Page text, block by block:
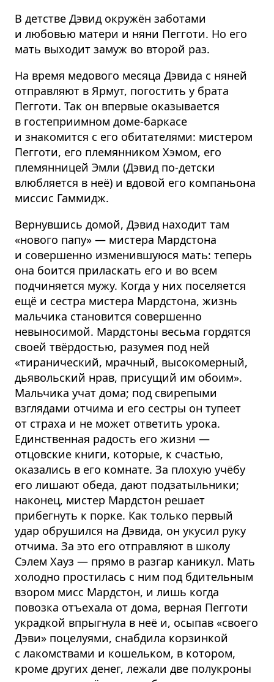
В детстве Дэвид окружён заботами
и любовью матери и няни Пегготи. Но его
мать выходит замуж во второй раз.
На время медового месяца Дэвида с няней
отправляют в Ярмут, погостить у брата
Пегготи. Так он впервые оказывается
в гостеприимном доме-баркасе
и знакомится с его обитателями: мистером
Пегготи, его племянником Хэмом, его
племянницей Эмли (Дэвид по-детски
влюбляется в неё) и вдовой его компаньона
миссис Гаммидж.
Вернувшись домой, Дэвид находит там
«нового папу» — мистера Мардстона
и совершенно изменившуюся мать: теперь
она боится приласкать его и во всем
подчиняется мужу. Когда у них поселяется
ещё и сестра мистера Мардстона, жизнь
мальчика становится совершенно
невыносимой. Мардстоны весьма гордятся
своей твёрдостью, разумея под ней
«тиранический, мрачный, высокомерный,
дьявольский нрав, присущий им обоим».
Мальчика учат дома; под свирепыми
взглядами отчима и его сестры он тупеет
от страха и не может ответить урока.
Единственная радость его жизни —
отцовские книги, которые, к счастью,
оказались в его комнате. За плохую учёбу
его лишают обеда, дают подзатыльники;
наконец, мистер Мардстон решает
прибегнуть к порке. Как только первый
удар обрушился на Дэвида, он укусил руку
отчима. За это его отправляют в школу
Сэлем Хауз — прямо в разгар каникул. Мать
холодно простилась с ним под бдительным
взором мисс Мардстон, и лишь когда
повозка отъехала от дома, верная Пегготи
украдкой впрыгнула в неё и, осыпав «своего
Дэви» поцелуями, снабдила корзинкой
с лакомствами и кошельком, в котором,
кроме других денег, лежали две полукроны